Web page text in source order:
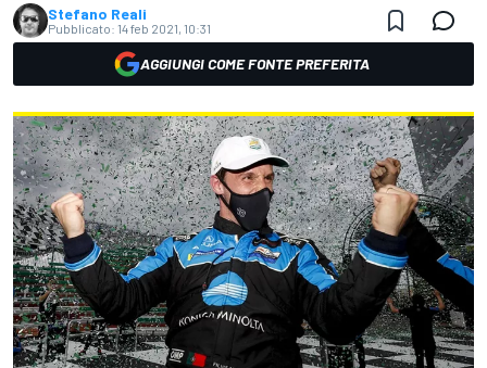
Stefano Reali
Pubblicato: 14 feb 2021, 10:31
AGGIUNGI COME FONTE PREFERITA